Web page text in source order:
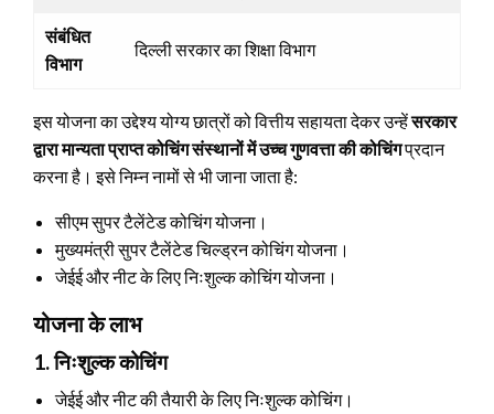
संबंधित
विभाग
दिल्ली सरकार का शिक्षा विभाग
इस योजना का उद्देश्य योग्य छात्रों को वित्तीय सहायता देकर उन्हेंसरकार
द्वारा मान्यता प्राप्त कोचिंग संस्थानों में उच्च गुणवत्ता की कोचिंगप्रदान
करना है। इसे निम्न नामों से भी जाना जाता है:
सीएम सुपर टैलेंटेड कोचिंग योजना।
मुख्यमंत्री सुपर टैलेंटेड चिल्ड्रन कोचिंग योजना।
जेईई और नीट के लिए निःशुल्क कोचिंग योजना।
योजना के लाभ
1. निःशुल्क कोचिंग
जेईई और नीट की तैयारी के लिए निःशुल्क कोचिंग।